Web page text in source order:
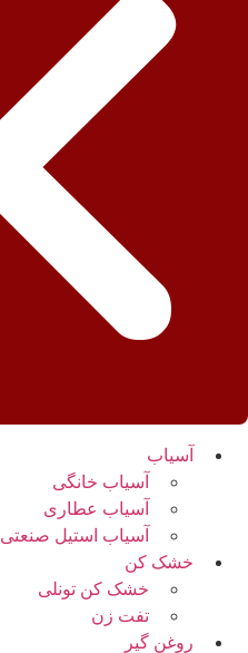
آسیاب
آسیاب خانگی
آسیاب عطاری
آسیاب استیل صنعتی
خشک کن
خشک کن تونلی
تفت زن
روغن گیر